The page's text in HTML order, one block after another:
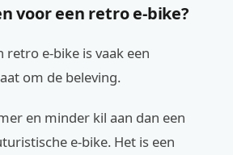
voor een retro e-bike?
retro e-bike is vaak een
om de beleving.
en minder kil aan dan een
e-bike. Het is een